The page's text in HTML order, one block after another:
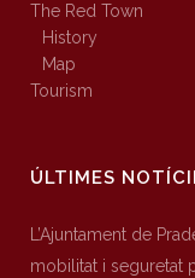
The Red Town
History
Map
Tourism
ÚLTIMES
L’Ajuntament de
mobilitat i seguretat